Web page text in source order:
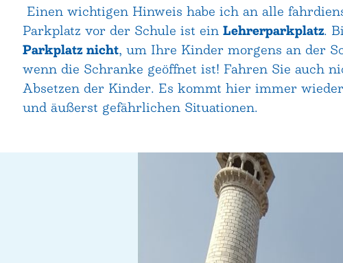
Einen wichtigen Hinweis habe ich an alle
Parkplatz vor der Schule ist ein Lehrerparkplatz.
Parkplatz nicht, um Ihre Kinder morgens an der
wenn die Schranke geöffnet ist! Fahren Sie auch
Absetzen der Kinder. Es kommt hier immer
und äußerst gefährlichen Situationen.